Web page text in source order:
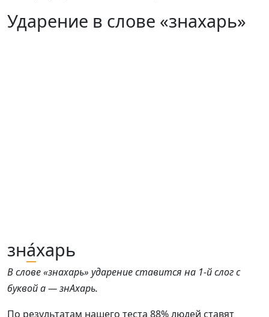
Ударение в слове «знахарь»
зна́харь
В слове «знахарь» ударение ставится на 1-й слог с
буквой а — знАхарь.
По результатам нашего теста 88% людей ставят